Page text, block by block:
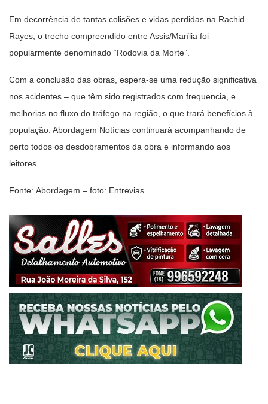
Em decorrência de tantas colisões e vidas perdidas na Rachid
Rayes, o trecho compreendido entre Assis/Marília foi
popularmente denominado “Rodovia da Morte”.
Com a conclusão das obras, espera-se uma redução significativa
nos acidentes – que têm sido registrados com frequencia, e
melhorias no fluxo do tráfego na região, o que trará benefícios à
população. Abordagem Notícias continuará acompanhando de
perto todos os desdobramentos da obra e informando aos
leitores.
Fonte: Abordagem – foto: Entrevias